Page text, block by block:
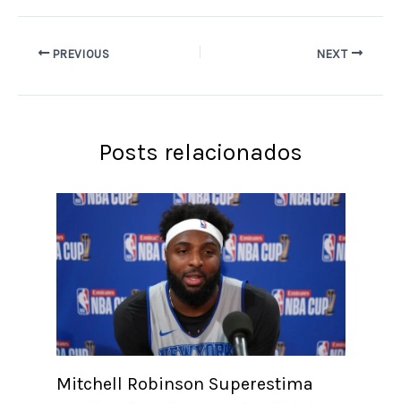
PREVIOUS NEXT
Posts relacionados
Mitchell Robinson Superestima